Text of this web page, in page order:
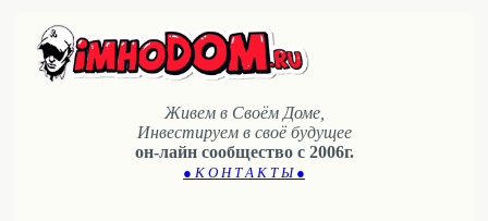
Живем в Своём Доме,
Инвестируем в своё будущее
он-лайн сообщество с 2006г.
● К О Н Т А К Т Ы ●